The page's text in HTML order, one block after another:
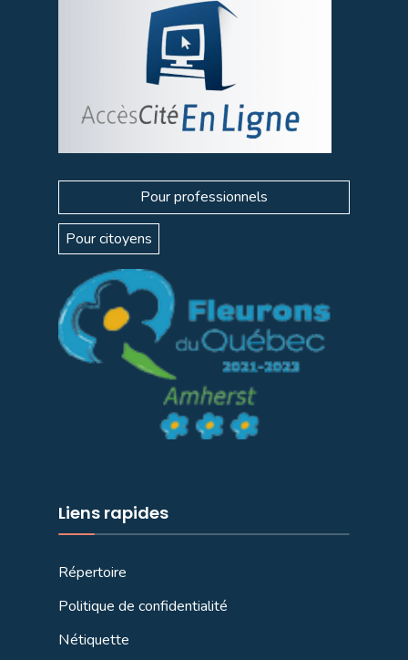
Pour professionnels
Pour citoyens
Liens rapides
Répertoire
Politique de confidentialité
Nétiquette